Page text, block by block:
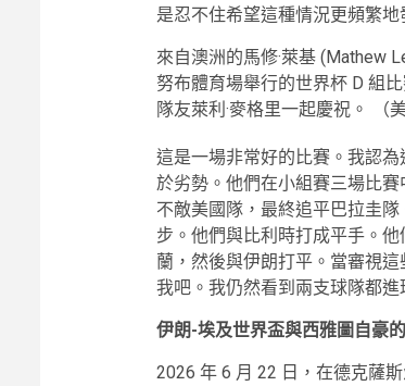
是忍不住希望這種情況更頻繁
來自澳洲的馬修·萊基 (Mathew
努布體育場舉行的世界杯 D 組
隊友萊利·麥格里一起慶祝。
（
這是一場非常好的比賽。我認
於劣勢。他們在小組賽三場比
不敵美國隊，最終追平巴拉圭
步。他們與比利時打成平手。
蘭，然後與伊朗打平。當審視
我吧。我仍然看到兩支球隊都
伊朗-埃及世界盃與西雅圖自豪
2026 年 6 月 22 日，在德克薩